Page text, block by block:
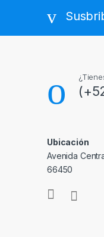
Ubicación
Avenida
66450